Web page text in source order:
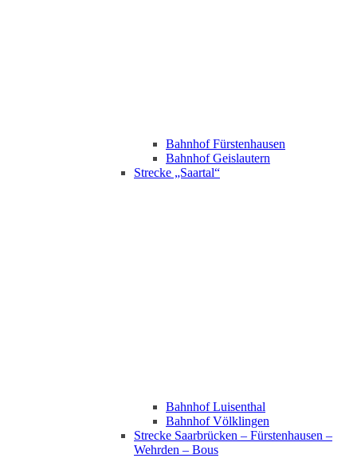
Bahnhof Fürstenhausen
Bahnhof Geislautern
Strecke „Saartal“
Bahnhof Luisenthal
Bahnhof Völklingen
Strecke Saarbrücken – Fürstenhausen –
Wehrden – Bous